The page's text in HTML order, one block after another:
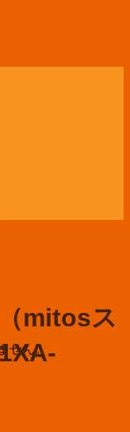
せん。
mitosス